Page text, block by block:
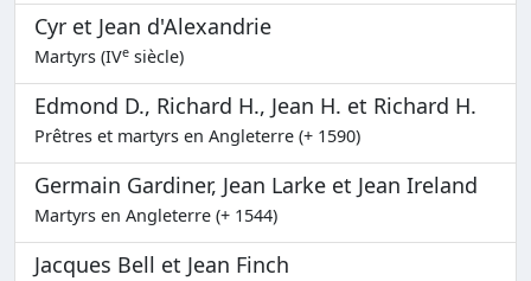
Cyr et Jean d'Alexandrie
Martyrs (IVe siècle)
Edmond D., Richard H., Jean H. et Richard H.
Prêtres et martyrs en Angleterre (+ 1590)
Germain Gardiner, Jean Larke et Jean Ireland
Martyrs en Angleterre (+ 1544)
Jacques Bell et Jean Finch